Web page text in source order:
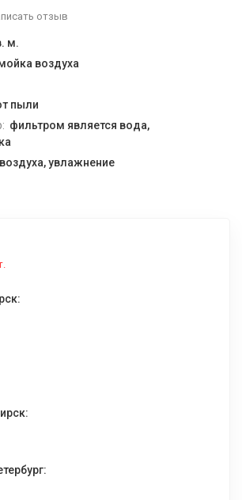
отзыв
м.
воздуха
пыли
фильтром является вода,
увлажнение